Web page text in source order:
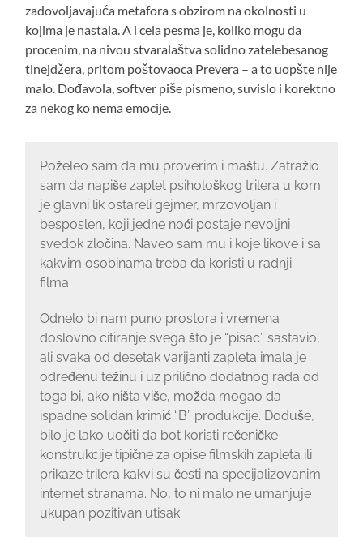
zadovoljavajuća metafora s obzirom na okolnosti u
kojima je nastala. A i cela pesma je, koliko mogu da
procenim, na nivou stvaralaštva solidno zatelebesanog
tinejdžera, pritom poštovaoca Prevera – a to uopšte nije
malo. Dođavola, softver piše pismeno, suvislo i korektno
za nekog ko nema emocije.
Poželeo sam da mu proverim i maštu. Zatražio
sam da napiše zaplet psihološkog trilera u kom
je glavni lik ostareli gejmer, mrzovoljan i
besposlen, koji jedne noći postaje nevoljni
svedok zločina. Naveo sam mu i koje likove i sa
kakvim osobinama treba da koristi u radnji
filma.
Odnelo bi nam puno prostora i vremena
doslovno citiranje svega što je “pisac” sastavio,
ali svaka od desetak varijanti zapleta imala je
određenu težinu i uz prilično dodatnog rada od
toga bi, ako ništa više, možda mogao da
ispadne solidan krimić “B” produkcije. Doduše,
bilo je lako uočiti da bot koristi rečeničke
konstrukcije tipične za opise filmskih zapleta ili
prikaze trilera kakvi su česti na specijalizovanim
internet stranama. No, to ni malo ne umanjuje
ukupan pozitivan utisak.